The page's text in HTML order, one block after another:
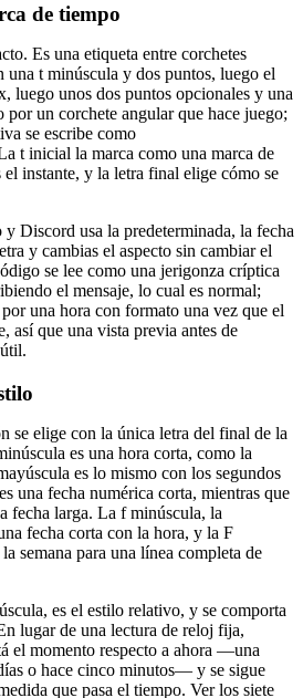
de tiempo
Es una etiqueta entre corchetes
una t minúscula y dos puntos, luego el
luego unos dos puntos opcionales y una
por un corchete angular que hace juego;
se escribe como
t inicial la marca como una marca de
instante, y la letra final elige cómo se
Discord usa la predeterminada, la fecha
y cambias el aspecto sin cambiar el
se lee como una jerigonza críptica
el mensaje, lo cual es normal;
una hora con formato una vez que el
así que una vista previa antes de
se elige con la única letra del final de la
es una hora corta, como la
es lo mismo con los segundos
una fecha numérica corta, mientras que
fecha larga. La f minúscula, la
fecha corta con la hora, y la F
semana para una línea completa de
es el estilo relativo, y se comporta
lugar de una lectura de reloj fija,
el momento respecto a ahora —una
o hace cinco minutos— y se sigue
que pasa el tiempo. Ver los siete